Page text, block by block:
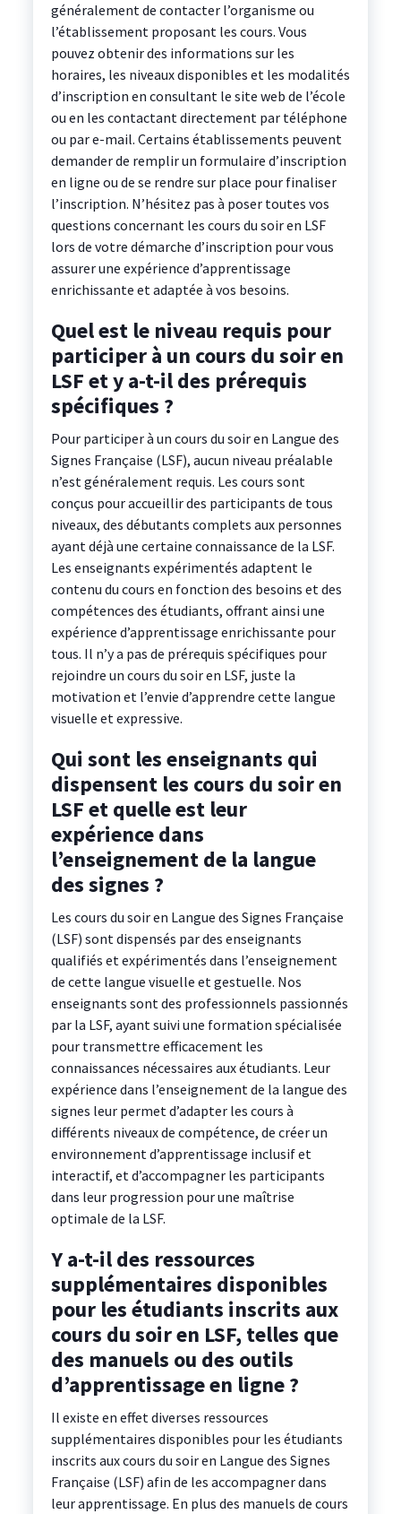
généralement de contacter l’organisme ou
l’établissement proposant les cours. Vous
pouvez obtenir des informations sur les
horaires, les niveaux disponibles et les modalités
d’inscription en consultant le site web de l’école
ou en les contactant directement par téléphone
ou par e-mail. Certains établissements peuvent
demander de remplir un formulaire d’inscription
en ligne ou de se rendre sur place pour finaliser
l’inscription. N’hésitez pas à poser toutes vos
questions concernant les cours du soir en LSF
lors de votre démarche d’inscription pour vous
assurer une expérience d’apprentissage
enrichissante et adaptée à vos besoins.
Quel est le niveau requis pour
participer à un cours du soir en
LSF et y a-t-il des prérequis
spécifiques ?
Pour participer à un cours du soir en Langue des
Signes Française (LSF), aucun niveau préalable
n’est généralement requis. Les cours sont
conçus pour accueillir des participants de tous
niveaux, des débutants complets aux personnes
ayant déjà une certaine connaissance de la LSF.
Les enseignants expérimentés adaptent le
contenu du cours en fonction des besoins et des
compétences des étudiants, offrant ainsi une
expérience d’apprentissage enrichissante pour
tous. Il n’y a pas de prérequis spécifiques pour
rejoindre un cours du soir en LSF, juste la
motivation et l’envie d’apprendre cette langue
visuelle et expressive.
Qui sont les enseignants qui
dispensent les cours du soir en
LSF et quelle est leur
expérience dans
l’enseignement de la langue
des signes ?
Les cours du soir en Langue des Signes Française
(LSF) sont dispensés par des enseignants
qualifiés et expérimentés dans l’enseignement
de cette langue visuelle et gestuelle. Nos
enseignants sont des professionnels passionnés
par la LSF, ayant suivi une formation spécialisée
pour transmettre efficacement les
connaissances nécessaires aux étudiants. Leur
expérience dans l’enseignement de la langue des
signes leur permet d’adapter les cours à
différents niveaux de compétence, de créer un
environnement d’apprentissage inclusif et
interactif, et d’accompagner les participants
dans leur progression pour une maîtrise
optimale de la LSF.
Y a-t-il des ressources
supplémentaires disponibles
pour les étudiants inscrits aux
cours du soir en LSF, telles que
des manuels ou des outils
d’apprentissage en ligne ?
Il existe en effet diverses ressources
supplémentaires disponibles pour les étudiants
inscrits aux cours du soir en Langue des Signes
Française (LSF) afin de les accompagner dans
leur apprentissage. En plus des manuels de cours